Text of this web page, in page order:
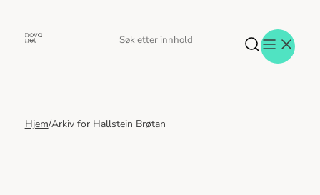
Aktuelt
Søk
Søk
Hjem/Arkiv for Hallstein Brøtan